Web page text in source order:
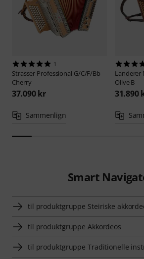
1
Strasser Professional G/C/F/Bb
Cherry
37.090 kr
Sammenlign
Landerer
Olive B
31.890
Smart
til produktgruppe Steiriske
til produktgruppe Akkordeos
til produktgruppe Traditionelle